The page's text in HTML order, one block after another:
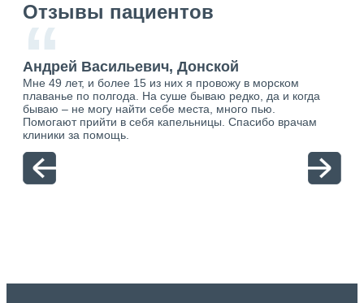
Отзывы пациентов
“
Андрей Васильевич, Донской
Мне 49 лет, и более 15 из них я провожу в морском
плаванье по полгода. На суше бываю редко, да и когда
бываю – не могу найти себе места, много пью.
Помогают прийти в себя капельницы. Спасибо врачам
клиники за помощь.